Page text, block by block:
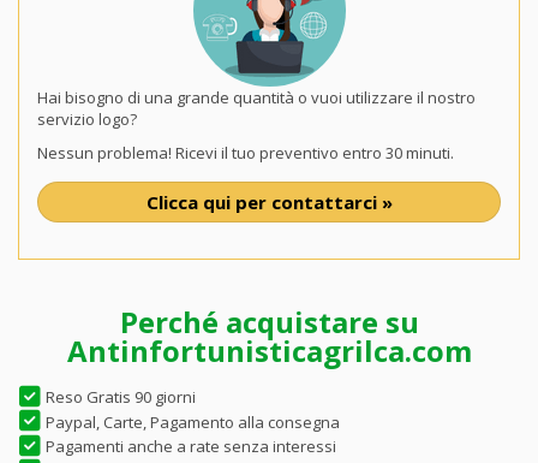
Hai bisogno di una grande quantità o vuoi utilizzare il nostro
servizio logo?
Nessun problema! Ricevi il tuo preventivo entro 30 minuti.
Clicca qui per contattarci »
Perché acquistare su
Antinfortunisticagrilca.com
Reso Gratis 90 giorni
Paypal, Carte, Pagamento alla consegna
Pagamenti anche a rate senza interessi